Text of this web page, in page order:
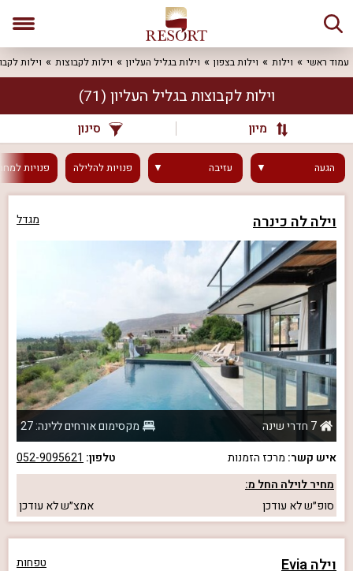
עמוד ראשי וילות וילות בצפון וילות בגליל העליון וילות לקבוצות וילות
וילות לקבוצות בגליל העליון (71)
מיון סינון
הגעה עזיבה פנויותלהלילה פנויות
וילה לה כינרה מגדל
7 חדרי שינה
מקסימום אורחים ללינה: 27
איש קשר: מרכז הזמנות טלפון: 052-9095621
מחיר לוילה החל מ:
סופ״שלא עודכן אמצ״שלא עודכן
וילה Evia טפחות